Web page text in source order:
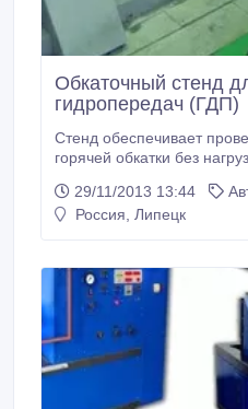
Обкаточный стенд
гидропередач (ГДП)
Стенд обеспечивает
горячей обкатки без
300кВт. • Режимы обкатки - 10%, 25%,
загрузки дизельного двигателя •
29/11/2013 13:44
Россия, Липецк